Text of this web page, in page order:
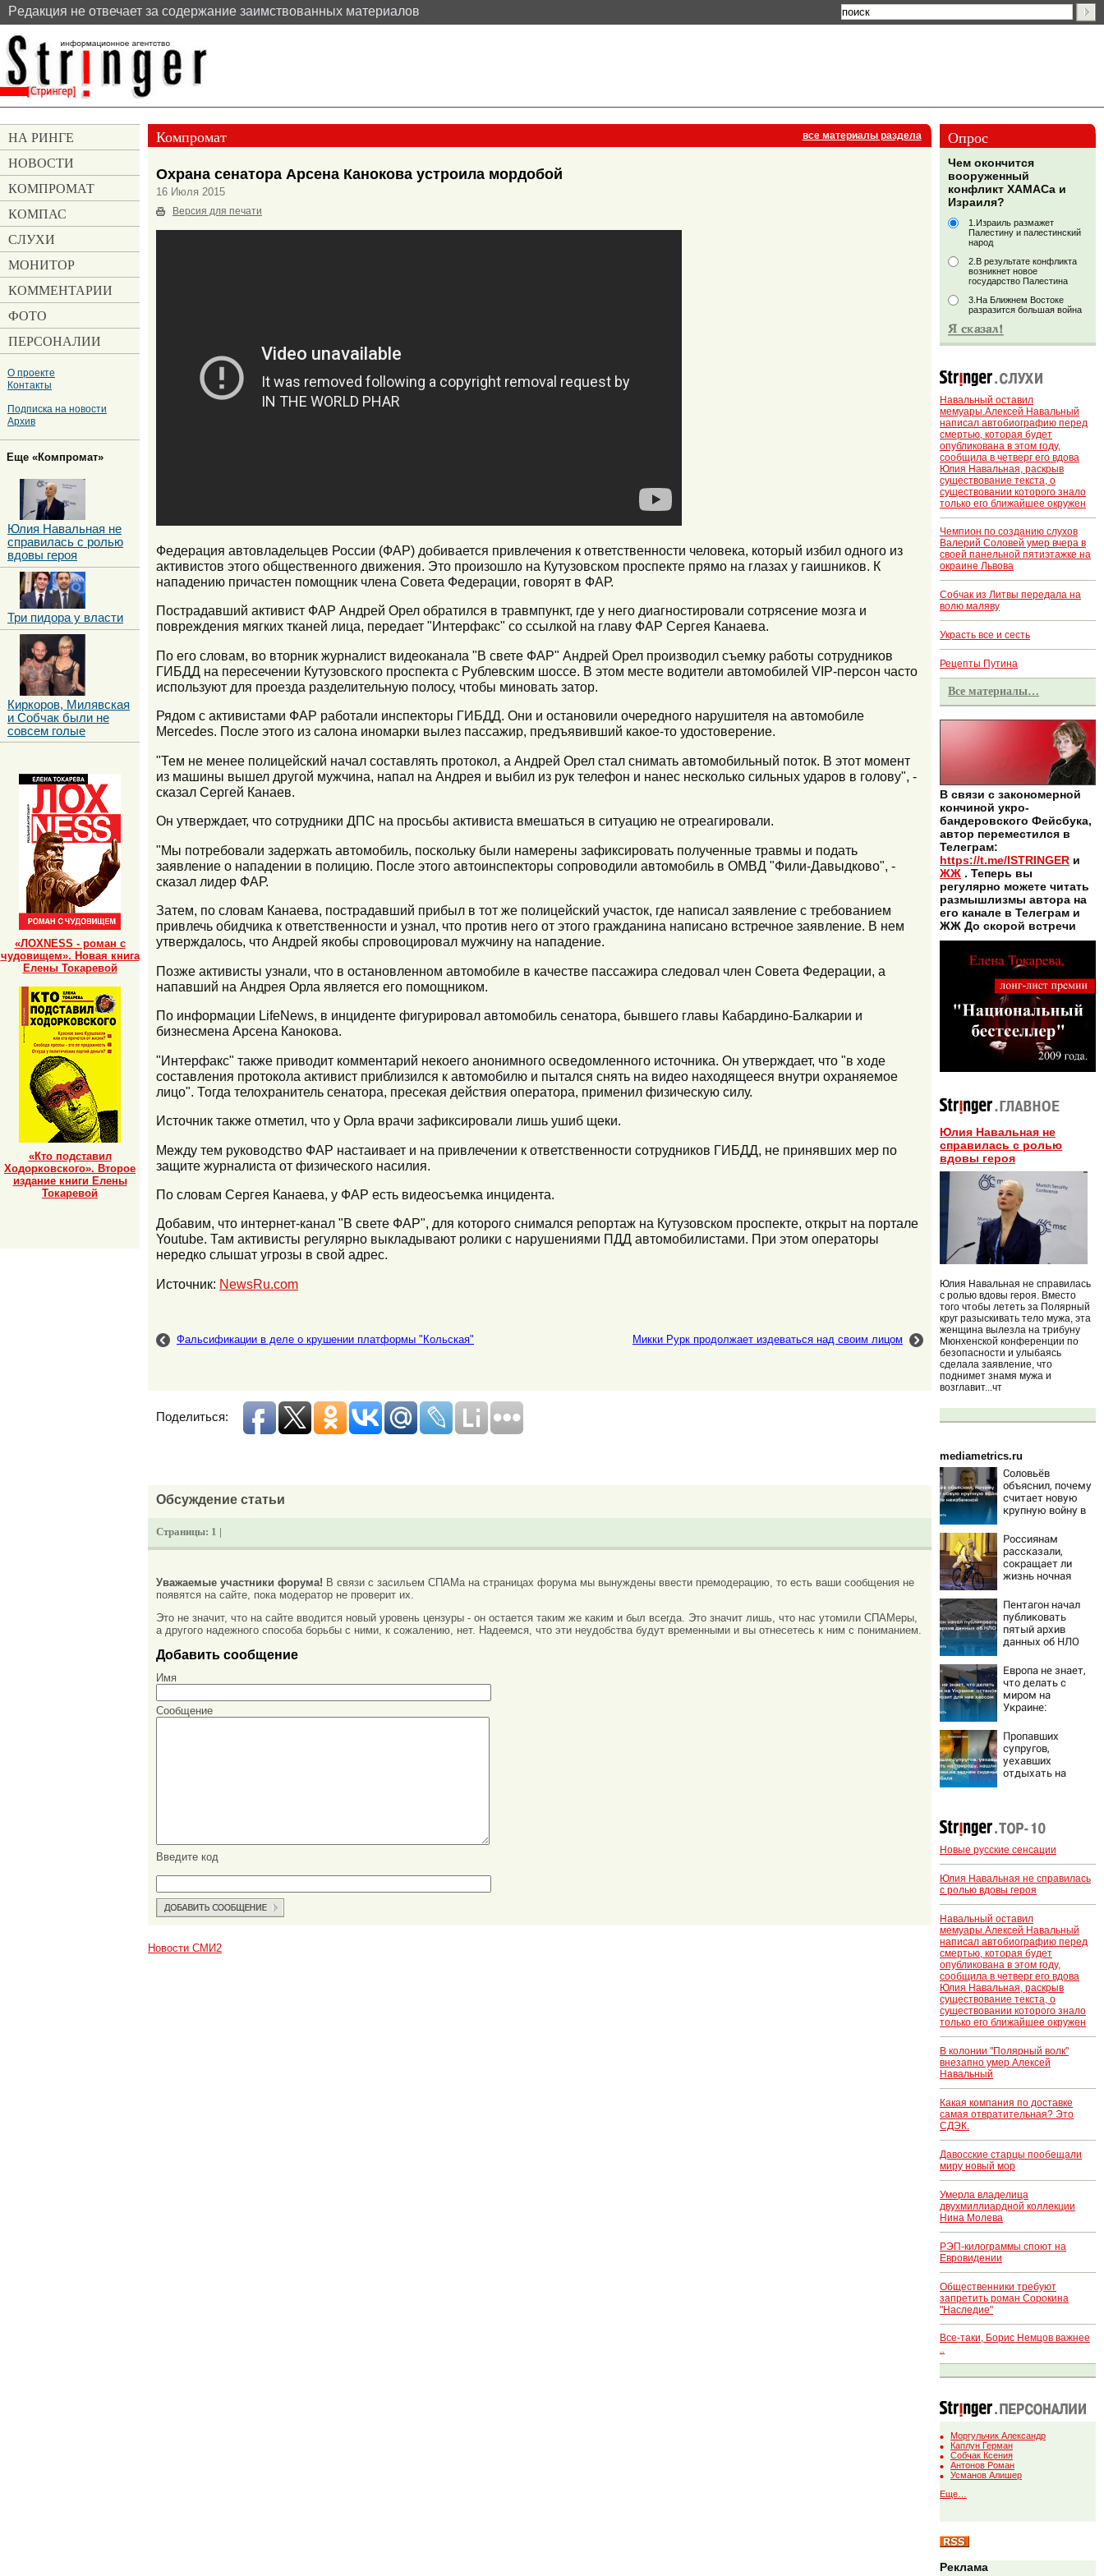
Pедакция не отвечает за содержание заимствованных материалов
Компромат все материалы раздела
Охрана сенатора Арсена Канокова устроила мордобой
16 Июля 2015
Версия для печати
Федерация автовладельцев России (ФАР) добивается привлечения к ответственности человека, который избил одного из
активистов этого общественного движения. Это произошло на Кутузовском проспекте прямо на глазах у гаишников. К
нападению причастен помощник члена Совета Федерации, говорят в ФАР.
Пострадавший активист ФАР Андрей Орел обратился в травмпункт, где у него диагностировали сотрясение мозга и
повреждения мягких тканей лица, передает "Интерфакс" со ссылкой на главу ФАР Сергея Канаева.
По его словам, во вторник журналист видеоканала "В свете ФАР" Андрей Орел производил съемку работы сотрудников
ГИБДД на пересечении Кутузовского проспекта с Рублевским шоссе. В этом месте водители автомобилей VIP-персон часто
используют для проезда разделительную полосу, чтобы миновать затор.
Рядом с активистами ФАР работали инспекторы ГИБДД. Они и остановили очередного нарушителя на автомобиле
Mercedes. После этого из салона иномарки вылез пассажир, предъявивший какое-то удостоверение.
"Тем не менее полицейский начал составлять протокол, а Андрей Орел стал снимать автомобильный поток. В этот момент
из машины вышел другой мужчина, напал на Андрея и выбил из рук телефон и нанес несколько сильных ударов в голову", -
сказал Сергей Канаев.
Он утверждает, что сотрудники ДПС на просьбы активиста вмешаться в ситуацию не отреагировали.
"Мы потребовали задержать автомобиль, поскольку были намерены зафиксировать полученные травмы и подать
заявление о нападении в полицию. После этого автоинспекторы сопроводили автомобиль в ОМВД "Фили-Давыдково", -
сказал лидер ФАР.
Затем, по словам Канаева, пострадавший прибыл в тот же полицейский участок, где написал заявление с требованием
привлечь обидчика к ответственности и узнал, что против него от этого гражданина написано встречное заявление. В нем
утверждалось, что Андрей якобы спровоцировал мужчину на нападение.
Позже активисты узнали, что в остановленном автомобиле в качестве пассажира следовал член Совета Федерации, а
напавший на Андрея Орла является его помощником.
По информации LifeNews, в инциденте фигурировал автомобиль сенатора, бывшего главы Кабардино-Балкарии и
бизнесмена Арсена Канокова.
"Интерфакс" также приводит комментарий некоего анонимного осведомленного источника. Он утверждает, что "в ходе
составления протокола активист приблизился к автомобилю и пытался снять на видео находящееся внутри охраняемое
лицо". Тогда телохранитель сенатора, пресекая действия оператора, применил физическую силу.
Источник также отметил, что у Орла врачи зафиксировали лишь ушиб щеки.
Между тем руководство ФАР настаивает и на привлечении к ответственности сотрудников ГИБДД, не принявших мер по
защите журналиста от физического насилия.
По словам Сергея Канаева, у ФАР есть видеосъемка инцидента.
Добавим, что интернет-канал "В свете ФАР", для которого снимался репортаж на Кутузовском проспекте, открыт на портале
Youtube. Там активисты регулярно выкладывают ролики с нарушениями ПДД автомобилистами. При этом операторы
нередко слышат угрозы в свой адрес.
Источник: NewsRu.com
Фальсификации в деле о крушении платформы "Кольская" Микки Рурк продолжает издеваться над своим лицом
Поделиться:
Обсуждение статьи
Страницы: 1 |
Уважаемые участники форума! В связи с засильем СПАМа на страницах форума мы вынуждены ввести премодерацию, то есть ваши сообщения не
появятся на сайте, пока модератор не проверит их.
Это не значит, что на сайте вводится новый уровень цензуры - он остается таким же каким и был всегда. Это значит лишь, что нас утомили СПАМеры,
а другого надежного способа борьбы с ними, к сожалению, нет. Надеемся, что эти неудобства будут временными и вы отнесетесь к ним с пониманием.
Добавить сообщение
Имя
Сообщение
Введите код
Новости СМИ2
Опрос
Чем окончится
вооруженный
конфликт ХАМАСа и
Израиля?
1.Израиль размажет
Палестину и палестинский
народ
2.В результате конфликта
возникнет новое
государство Палестина
3.На Ближнем Востоке
разразится большая война
Навальный оставил
мемуары.Алексей Навальный
написал автобиографию перед
смертью, которая будет
опубликована в этом году,
сообщила в четверг его вдова
Юлия Навальная, раскрыв
существование текста, о
существовании которого знало
только его ближайшее окружен
Чемпион по созданию слухов
Валерий Соловей умер вчера в
своей панельной пятиэтажке на
окраине Львова
Собчак из Литвы передала на
волю маляву
Украсть все и сесть
Рецепты Путина
Все материалы…
В связи с закономерной
кончиной укро-
бандеровского Фейсбука,
автор переместился в
Телеграм:
https://t.me/ISTRINGER и
ЖЖ . Теперь вы
регулярно можете читать
размышлизмы автора на
его канале в Телеграм и
ЖЖ До скорой встречи
Юлия Навальная не
справилась с ролью
вдовы героя
Юлия Навальная не справилась
с ролью вдовы героя. Вместо
того чтобы лететь за Полярный
круг разыскивать тело мужа, эта
женщина вылезла на трибуну
Мюнхенской конференции по
безопасности и улыбаясь
сделала заявление, что
поднимет знамя мужа и
возглавит...чт
mediametrics.ru
Соловьёв
объяснил, почему
считает новую
крупную войну в
неизбежной
Россиянам
рассказали,
сокращает ли
жизнь ночная
Пентагон начал
публиковать
пятый архив
данных об НЛО
Европа не знает,
что делать с
миром на
Украине:
грозит для нее
хаосом
Пропавших
супругов,
уехавших
отдыхать на
автомобиля
Новые русские сенсации
Юлия Навальная не справилась
с ролью вдовы героя
Навальный оставил
мемуары.Алексей Навальный
написал автобиографию перед
смертью, которая будет
опубликована в этом году,
сообщила в четверг его вдова
Юлия Навальная, раскрыв
существование текста, о
существовании которого знало
только его ближайшее окружен
В колонии "Полярный волк"
внезапно умер Алексей
Навальный
Какая компания по доставке
самая отвратительная? Это
СДЭК.
Давосские старцы пообещали
миру новый мор
Умерла владелица
двухмиллиардной коллекции
Нина Молева
РЭП-килограммы споют на
Евровидении
Общественники требуют
запретить роман Сорокина
"Наследие"
Все-таки, Борис Немцов важнее
..
Моргульчик Александр
Каплун Герман
Собчак Ксения
Антонов Роман
Усманов Алишер
Еще…
Реклама
НА РИНГЕ
НОВОСТИ
КОМПРОМАТ
КОМПАС
СЛУХИ
МОНИТОР
КОММЕНТАРИИ
ФОТО
ПЕРСОНАЛИИ
О проекте
Контакты
Подписка на новости
Архив
Еще «Компромат»
Юлия Навальная не
справилась с ролью
вдовы героя
Три пидора у власти
Киркоров, Милявская
и Собчак были не
совсем голые
«ЛОХNESS - роман с
чудовищем». Новая книга
Елены Токаревой
«Кто подставил
Ходорковского». Второе
издание книги Елены
Токаревой